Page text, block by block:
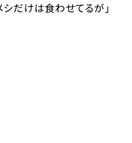
シだけは食わせてるが」